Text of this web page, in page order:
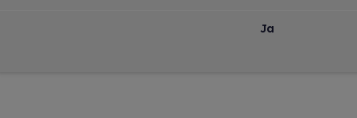
Ja